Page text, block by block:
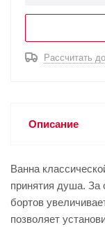
Рассчитать
Описание
Ванна
принятия душа. За
бортов
позволяет